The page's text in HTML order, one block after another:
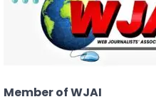
Member of WJAI